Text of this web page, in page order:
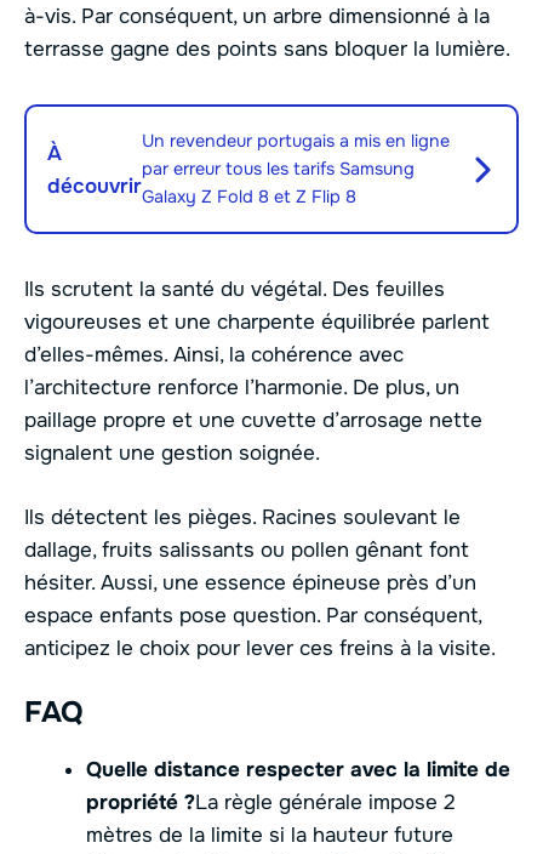
à-vis. Par conséquent, un arbre dimensionné à la
terrasse gagne des points sans bloquer la lumière.
À
découvrir
Un revendeur portugais a mis en ligne
par erreur tous les tarifs Samsung
Galaxy Z Fold 8 et Z Flip 8
Ils scrutent la santé du végétal. Des feuilles
vigoureuses et une charpente équilibrée parlent
d’elles-mêmes. Ainsi, la cohérence avec
l’architecture renforce l’harmonie. De plus, un
paillage propre et une cuvette d’arrosage nette
signalent une gestion soignée.
Ils détectent les pièges. Racines soulevant le
dallage, fruits salissants ou pollen gênant font
hésiter. Aussi, une essence épineuse près d’un
espace enfants pose question. Par conséquent,
anticipez le choix pour lever ces freins à la visite.
FAQ
Quelle distance respecter avec la limite de
propriété ?La règle générale impose 2
mètres de la limite si la hauteur future